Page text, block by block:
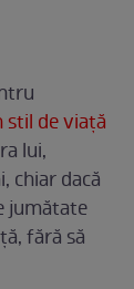
stil de viață
lui,
chiar dacă
jumătate
fără să